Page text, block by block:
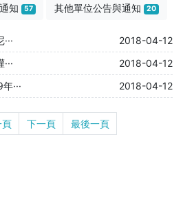
知 57 其他單位公告與通知 20
2018-04-12
2018-04-12
···
2018-04-12
頁 下一頁 最後一頁